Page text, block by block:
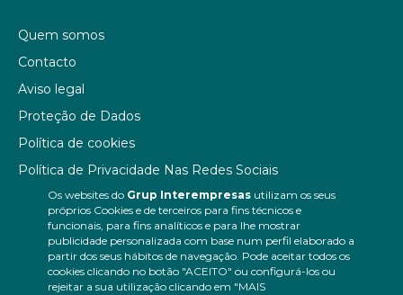
Os websites do Grup Interempresasutilizam os seus
próprios Cookies e de terceiros para fins técnicos e
funcionais, para fins analíticos e para lhe mostrar
publicidade personalizada com base num perfil elaborado a
partir dos seus hábitos de navegação. Pode aceitar todos os
cookies clicando no botão "ACEITO" ou configurá-los ou
rejeitar a sua utilização clicando em "MAIS
Quem somos
Contacto
Aviso legal
Proteção de Dados
Política de cookies
Política de Privacidade Nas Redes Sociais
Canal de denúncias
Colaborações editoriais